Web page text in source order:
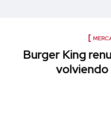
Burger King
volviendo